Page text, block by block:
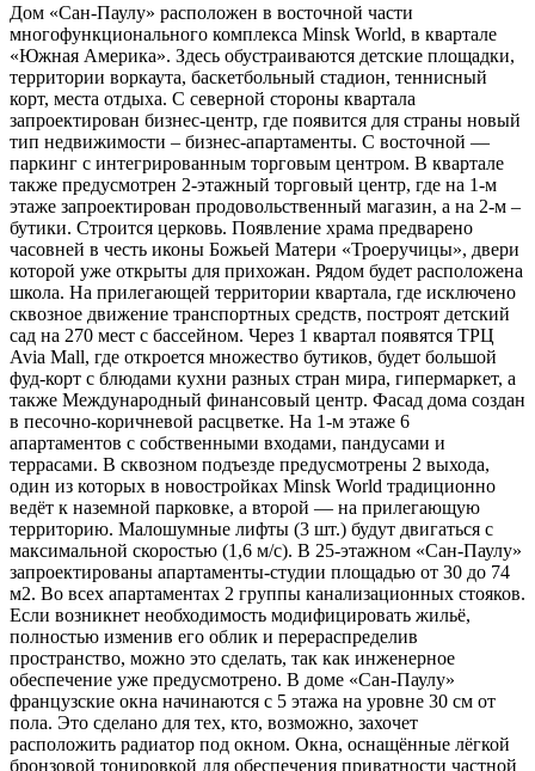
Дом «Сан-Паулу» расположен в восточной части
многофункционального комплекса Minsk World, в квартале
«Южная Америка». Здесь обустраиваются детские площадки,
территории воркаута, баскетбольный стадион, теннисный
корт, места отдыха. С северной стороны квартала
запроектирован бизнес-центр, где появится для страны новый
тип недвижимости – бизнес-апартаменты. С восточной —
паркинг с интегрированным торговым центром. В квартале
также предусмотрен 2-этажный торговый центр, где на 1-м
этаже запроектирован продовольственный магазин, а на 2-м –
бутики. Строится церковь. Появление храма предварено
часовней в честь иконы Божьей Матери «Троеручицы», двери
которой уже открыты для прихожан. Рядом будет расположена
школа. На прилегающей территории квартала, где исключено
сквозное движение транспортных средств, построят детский
сад на 270 мест с бассейном. Через 1 квартал появятся ТРЦ
Avia Mall, где откроется множество бутиков, будет большой
фуд-корт с блюдами кухни разных стран мира, гипермаркет, а
также Международный финансовый центр. Фасад дома создан
в песочно-коричневой расцветке. На 1-м этаже 6
апартаментов с собственными входами, пандусами и
террасами. В сквозном подъезде предусмотрены 2 выхода,
один из которых в новостройках Minsk World традиционно
ведёт к наземной парковке, а второй — на прилегающую
территорию. Малошумные лифты (3 шт.) будут двигаться с
максимальной скоростью (1,6 м/с). В 25-этажном «Сан-Паулу»
запроектированы апартаменты-студии площадью от 30 до 74
м2. Во всех апартаментах 2 группы канализационных стояков.
Если возникнет необходимость модифицировать жильё,
полностью изменив его облик и перераспределив
пространство, можно это сделать, так как инженерное
обеспечение уже предусмотрено. В доме «Сан-Паулу»
французские окна начинаются с 5 этажа на уровне 30 см от
пола. Это сделано для тех, кто, возможно, захочет
расположить радиатор под окном. Окна, оснащённые лёгкой
бронзовой тонировкой для обеспечения приватности частной